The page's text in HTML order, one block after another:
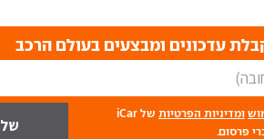
עדכונים ומבצעים בעולם הרכב
ומדיניות הפרטיות
של iCar
פרסום.